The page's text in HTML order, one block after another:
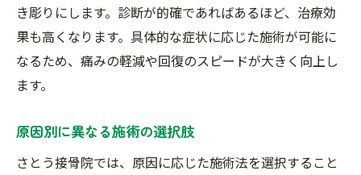
き彫りにします。診断が的確であればあるほど、治療効
果も高くなります。具体的な症状に応じた施術が可能に
なるため、痛みの軽減や回復のスピードが大きく向上し
ます。
原因別に異なる施術の選択肢
さとう接骨院では、原因に応じた施術法を選択すること